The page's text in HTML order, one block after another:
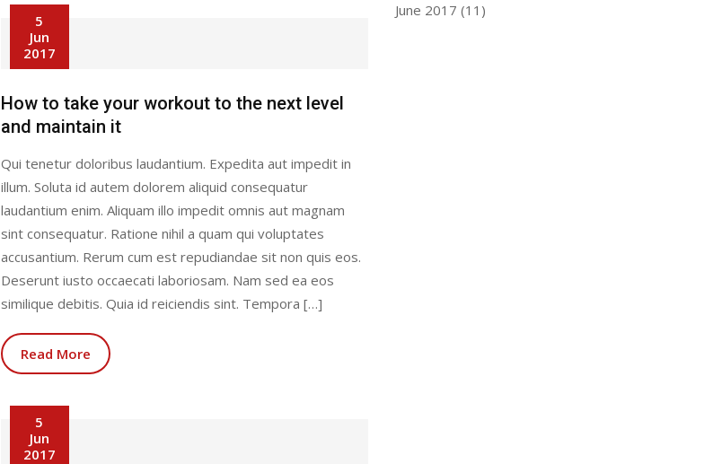
5
Jun
2017
How to take your workout to the next level
and maintain it
Qui tenetur doloribus laudantium. Expedita aut impedit in
illum. Soluta id autem dolorem aliquid consequatur
laudantium enim. Aliquam illo impedit omnis aut magnam
sint consequatur. Ratione nihil a quam qui voluptates
accusantium. Rerum cum est repudiandae sit non quis eos.
Deserunt iusto occaecati laboriosam. Nam sed ea eos
similique debitis. Quia id reiciendis sint. Tempora […]
Read More
5
Jun
2017
June 2017 (11)